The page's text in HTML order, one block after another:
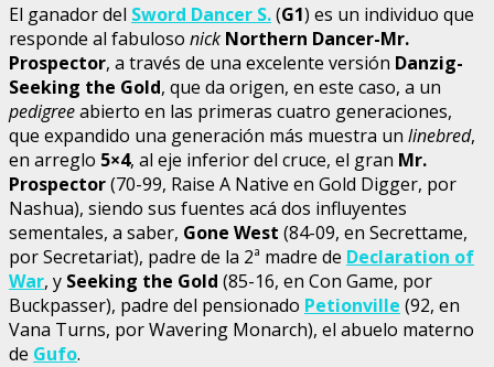
El ganador del Sword Dancer S.(G1) es un individuo que
responde al fabuloso nick Northern Dancer-Mr.
Prospector, a través de una excelente versión Danzig-
Seeking the Gold, que da origen, en este caso, a un
pedigreeabierto en las primeras cuatro generaciones,
que expandido una generación más muestra un linebred,
en arreglo 5×4, al eje inferior del cruce, el gran Mr.
Prospector(70-99, Raise A Native en Gold Digger, por
Nashua), siendo sus fuentes acá dos influyentes
sementales, a saber, Gone West (84-09, en Secrettame,
por Secretariat), padre de la 2ª madre de Declaration of
War, y Seeking the Gold (85-16, en Con Game, por
Buckpasser), padre del pensionado Petionville (92, en
Vana Turns, por Wavering Monarch), el abuelo materno
de Gufo.